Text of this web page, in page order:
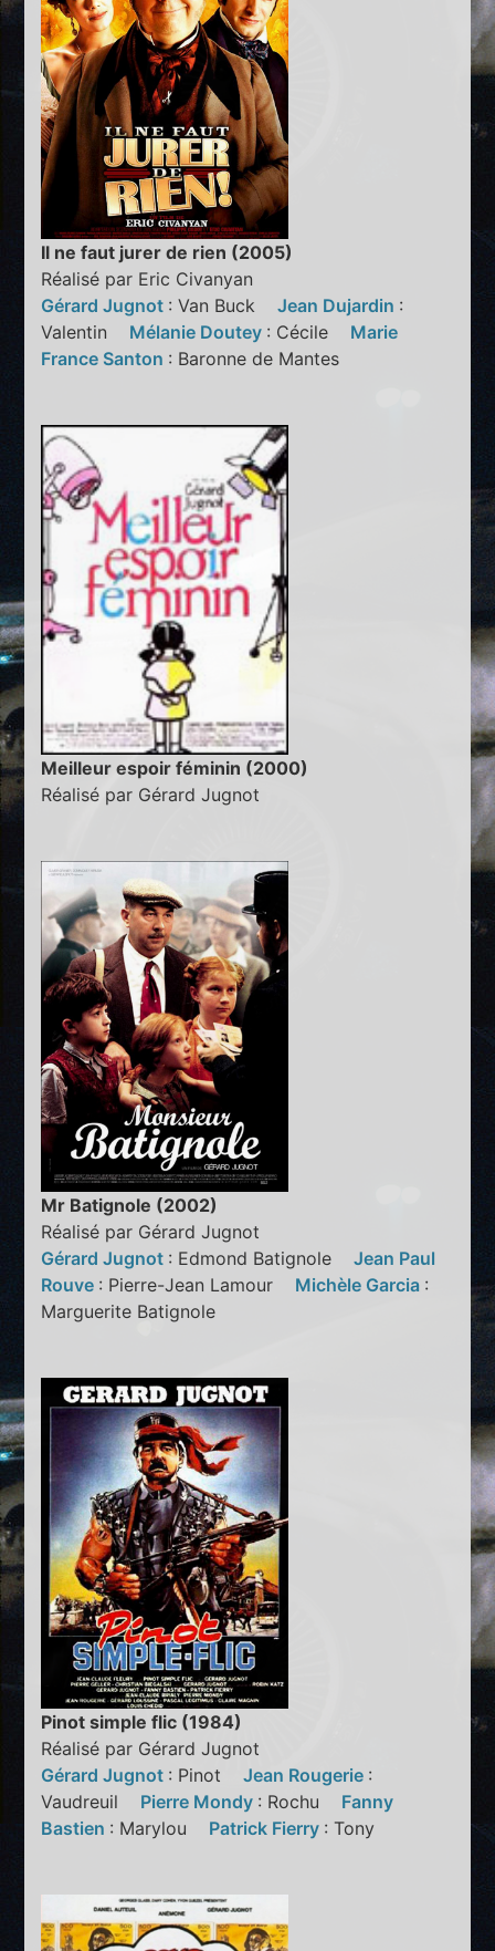
Il ne faut jurer de rien (2005)
Réalisé par Eric Civanyan
Gérard Jugnot : Van BuckJean Dujardin :
Valentin Mélanie Doutey : Cécile Marie
France Santon : Baronne de Mantes
Meilleur espoir féminin (2000)
Réalisé par Gérard Jugnot
Mr Batignole (2002)
Réalisé par Gérard Jugnot
Gérard Jugnot : Edmond BatignoleJean Paul
Rouve : Pierre-Jean Lamour Michèle Garcia :
Marguerite Batignole
Pinot simple flic (1984)
Réalisé par Gérard Jugnot
Gérard Jugnot : PinotJean Rougerie :
Vaudreuil Pierre Mondy : Rochu Fanny
Bastien : Marylou Patrick Fierry : Tony